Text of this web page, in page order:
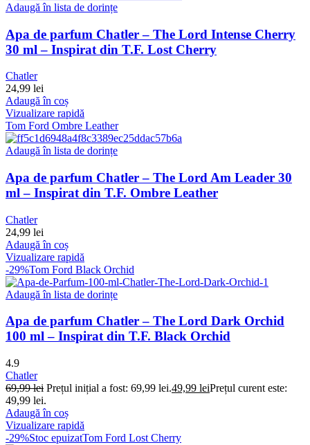
Adaugă în lista de dorințe
Apa de parfum Chatler – The Lord Intense Cherry
30 ml – Inspirat din T.F. Lost Cherry
Chatler
24,99 lei
Adaugă în coș
Vizualizare rapidă
Tom Ford Ombre Leather
Adaugă în lista de dorințe
Apa de parfum Chatler – The Lord Am Leader 30
ml – Inspirat din T.F. Ombre Leather
Chatler
24,99 lei
Adaugă în coș
Vizualizare rapidă
-29%Tom Ford Black Orchid
Adaugă în lista de dorințe
Apa de parfum Chatler – The Lord Dark Orchid
100 ml – Inspirat din T.F. Black Orchid
4.9
Chatler
69,99lei Prețul inițial a fost: 69,99 lei.49,99 leiPrețul curent este:
49,99 lei.
Adaugă în coș
Vizualizare rapidă
-29%Stoc epuizatTom Ford Lost Cherry